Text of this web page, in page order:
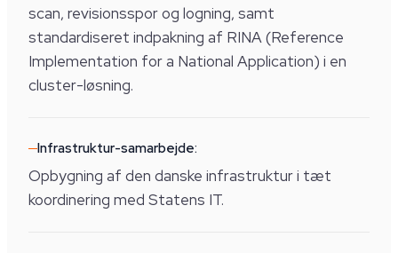
scan, revisionsspor og logning, samt
standardiseret indpakning af RINA (Reference
Implementation for a National Application) i en
cluster-løsning.
Infrastruktur-samarbejde:
Opbygning af den danske infrastruktur i tæt
koordinering med Statens IT.